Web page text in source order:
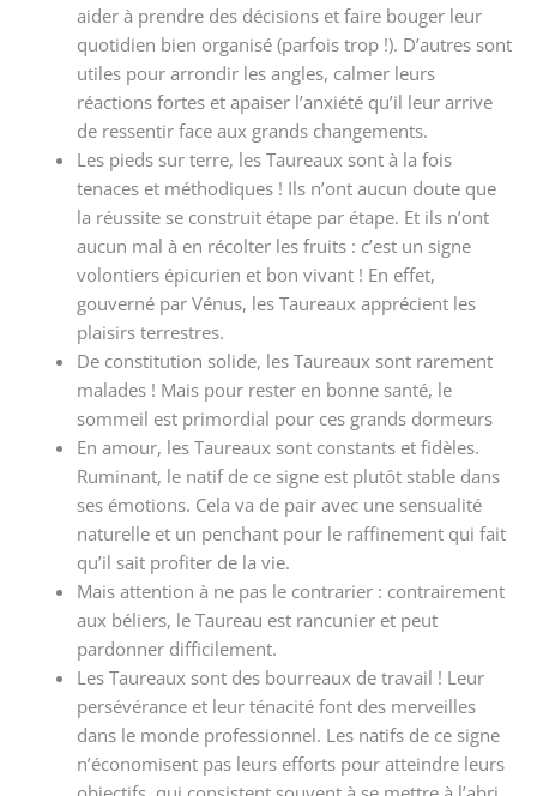
aider à prendre des décisions et faire bouger leur
quotidien bien organisé (parfois trop !). D’autres sont
utiles pour arrondir les angles, calmer leurs
réactions fortes et apaiser l’anxiété qu’il leur arrive
de ressentir face aux grands changements.
Les pieds sur terre, les Taureaux sont à la fois
tenaces et méthodiques ! Ils n’ont aucun doute que
la réussite se construit étape par étape. Et ils n’ont
aucun mal à en récolter les fruits : c’est un signe
volontiers épicurien et bon vivant ! En effet,
gouverné par Vénus, les Taureaux apprécient les
plaisirs terrestres.
De constitution solide, les Taureaux sont rarement
malades ! Mais pour rester en bonne santé, le
sommeil est primordial pour ces grands dormeurs
En amour, les Taureaux sont constants et fidèles.
Ruminant, le natif de ce signe est plutôt stable dans
ses émotions. Cela va de pair avec une sensualité
naturelle et un penchant pour le raffinement qui fait
qu’il sait profiter de la vie.
Mais attention à ne pas le contrarier : contrairement
aux béliers, le Taureau est rancunier et peut
pardonner difficilement.
Les Taureaux sont des bourreaux de travail ! Leur
persévérance et leur ténacité font des merveilles
dans le monde professionnel. Les natifs de ce signe
n’économisent pas leurs efforts pour atteindre leurs